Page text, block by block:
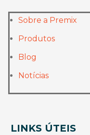
Sobre a Premix
Produtos
Blog
Notícias
LINKS ÚTEIS